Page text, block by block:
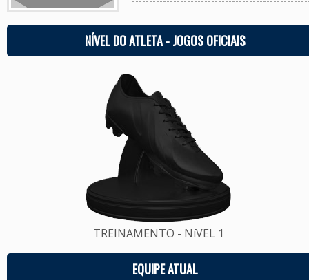
NÍVEL DO ATLETA - JOGOS OFICIAIS
TREINAMENTO - NíVEL 1
EQUIPE ATUAL